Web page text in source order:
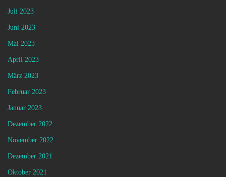
Juli 2023
Juni 2023
Mai 2023
April 2023
März 2023
Februar 2023
Januar 2023
Dezember 2022
November 2022
Dezember 2021
Oktober 2021